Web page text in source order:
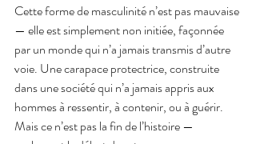
Cette forme de masculinité n’est pas mauvaise
— elle est simplement non initiée, façonnée
par un monde qui n’a jamais transmis d’autre
voie. Une carapace protectrice, construite
dans une société qui n’a jamais appris aux
hommes à ressentir, à contenir, ou à guérir.
Mais ce n’est pas la fin de l’histoire —